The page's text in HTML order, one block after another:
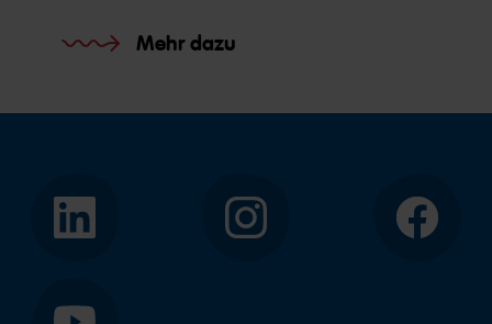
Mehr dazu
LinkedIn Instagram Facebook